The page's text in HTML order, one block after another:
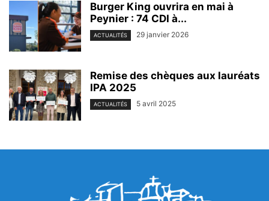
Burger King ouvrira en mai à
Peynier : 74 CDI à...
ACTUALITÉS 29 janvier 2026
Remise des chèques aux lauréats
IPA 2025
ACTUALITÉS 5 avril 2025